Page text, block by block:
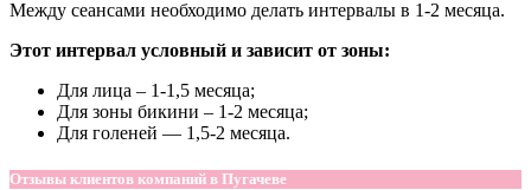
Между сеансами необходимо делать интервалы в 1-2 месяца.
Этот интервал условный и зависит от зоны:
Для лица – 1-1,5 месяца;
Для зоны бикини – 1-2 месяца;
Для голеней — 1,5-2 месяца.
Отзывы клиентов компаний в Пугачеве